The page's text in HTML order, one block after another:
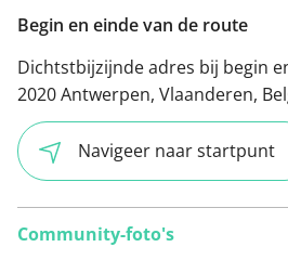
Begin en einde van de route
Dichtstbijzijnde adres bij begin
2020 Antwerpen, Vlaanderen,
Navigeer naar startpunt
Community-foto's